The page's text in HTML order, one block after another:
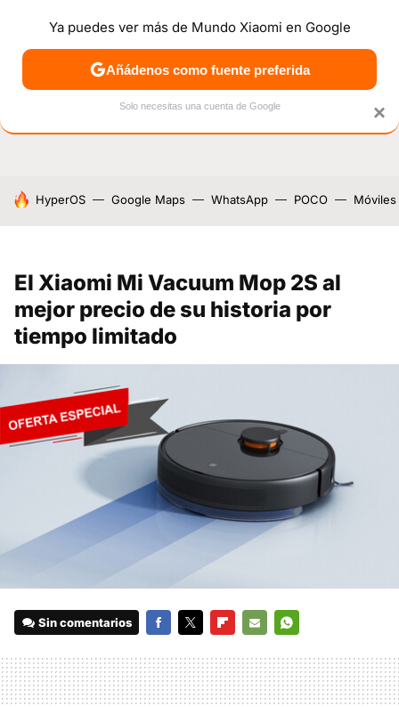
NOTICIAS MÓVILES TUTORIALES OFERTAS
HOY SE HABLA DE
HyperOS Google Maps WhatsApp POCO Móviles
El Xiaomi Mi Vacuum Mop 2S al
mejor precio de su historia por
tiempo limitado
Sin comentarios
MAIL
×
Ya puedes ver más de Mundo Xiaomi en Google
Añádenos como fuente preferida
Solo necesitas una cuenta de Google